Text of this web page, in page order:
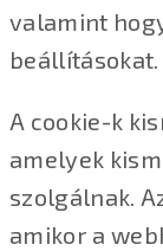
valamint
beállításokat.
A cookie-k
amelyek
szolgálnak.
amikor a